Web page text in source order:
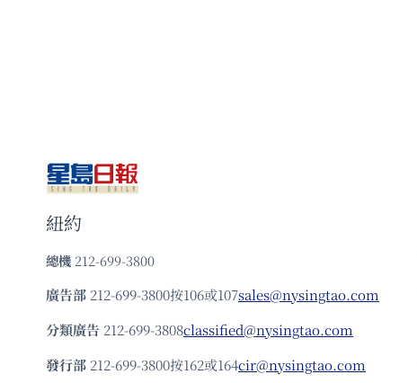
紐約
總機 212-699-3800
廣告部 212-699-3800按106或107sales@nysingtao.com
分類廣告 212-699-3808classified@nysingtao.com
發⾏部 212-699-3800按162或164cir@nysingtao.com